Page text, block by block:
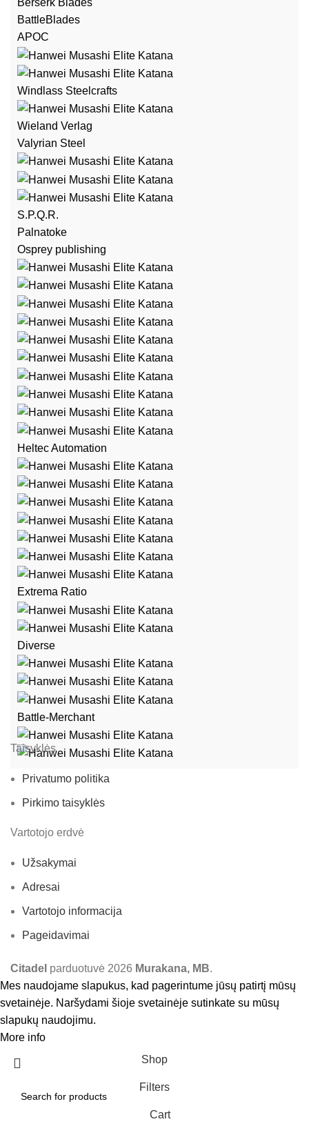
Berserk Blades
BattleBlades
APOC
Windlass Steelcrafts
Wieland Verlag
Valyrian Steel
S.P.Q.R.
Palnatoke
Osprey publishing
Heltec Automation
Extrema Ratio
Diverse
Battle-Merchant
Taisyklės
Privatumo politika
Pirkimo taisyklės
Vartotojo erdvė
Užsakymai
Adresai
Vartotojo informacija
Pageidavimai
Citadel parduotuvė 2026 Murakana, MB.
Mes naudojame slapukus, kad pagerintume jūsų patirtį mūsų
svetainėje. Naršydami šioje svetainėje sutinkate su mūsų
slapukų naudojimu.
More info
Shop
Filters
Cart